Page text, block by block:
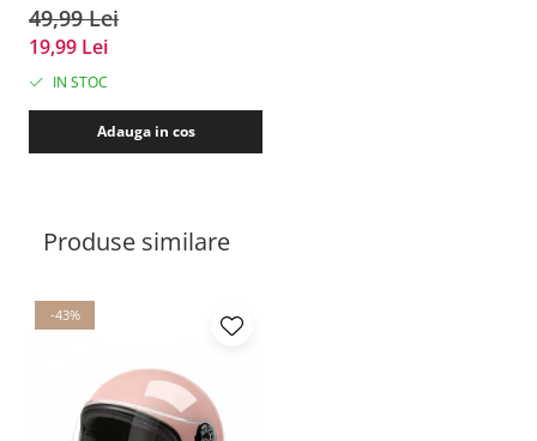
49,99 Lei
19,99 Lei
IN STOC
Adauga in cos
Produse similare
-43%